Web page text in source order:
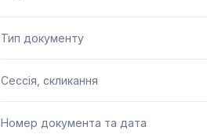
Тип документу
Сессія, скликання
Номер документа та дата